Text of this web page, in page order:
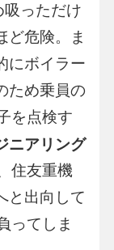
っただけ
ど危険。ま
にボイラー
ため乗員の
を点検す
ニアリング
住友重機
と出向して
ってしま